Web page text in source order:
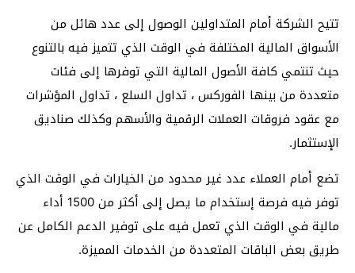
تتيح الشركة أمام المتداولين الوصول إلى عدد هائل من
الأسواق المالية المختلفة في الوقت الذي تتميز فيه بالتنوع
حيث تنتمي كافة الأصول المالية التي توفرها إلى فئات
متعددة من بينها الفوركس ، تداول السلع ، تداول المؤشرات
مع عقود فروقات العملات الرقمية والأسهم وكذلك صناديق
الإستثمار.
تضع أمام العملاء عدد غير محدود من الخيارات في الوقت الذي
توفر فيه فرصة إستخدام ما يصل إلى أكثر من 1500 أداء
مالية في الوقت الذي تعمل فيه على توفير الدعم الكامل عن
طريق بعض الباقات المتعددة من الخدمات المميزة.